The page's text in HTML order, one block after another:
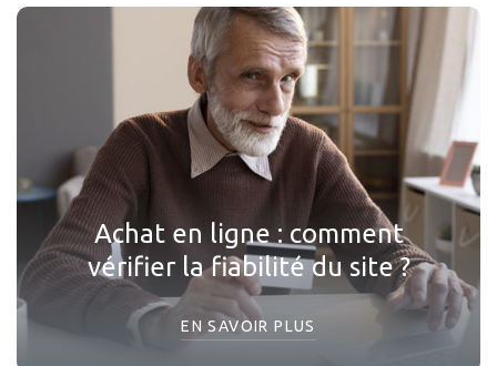
Achat en ligne : comment
vérifier la fiabilité du site ?
EN SAVOIR PLUS